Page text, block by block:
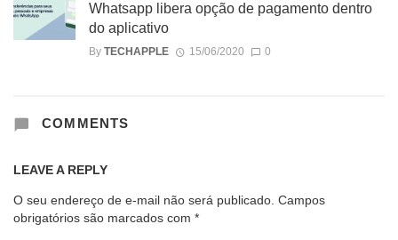
Whatsapp libera opção de pagamento dentro
do aplicativo
By TECHAPPLE 15/06/2020 0
COMMENTS
LEAVE A REPLY
O seu endereço de e-mail não será publicado. Campos
obrigatórios são marcados com *